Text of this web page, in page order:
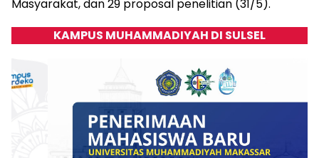
Masyarakat, dan 29 proposal penelitian (31/5).
KAMPUS MUHAMMADIYAH DI SULSEL